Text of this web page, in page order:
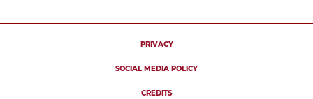
PRIVACY
SOCIAL MEDIA POLICY
CREDITS